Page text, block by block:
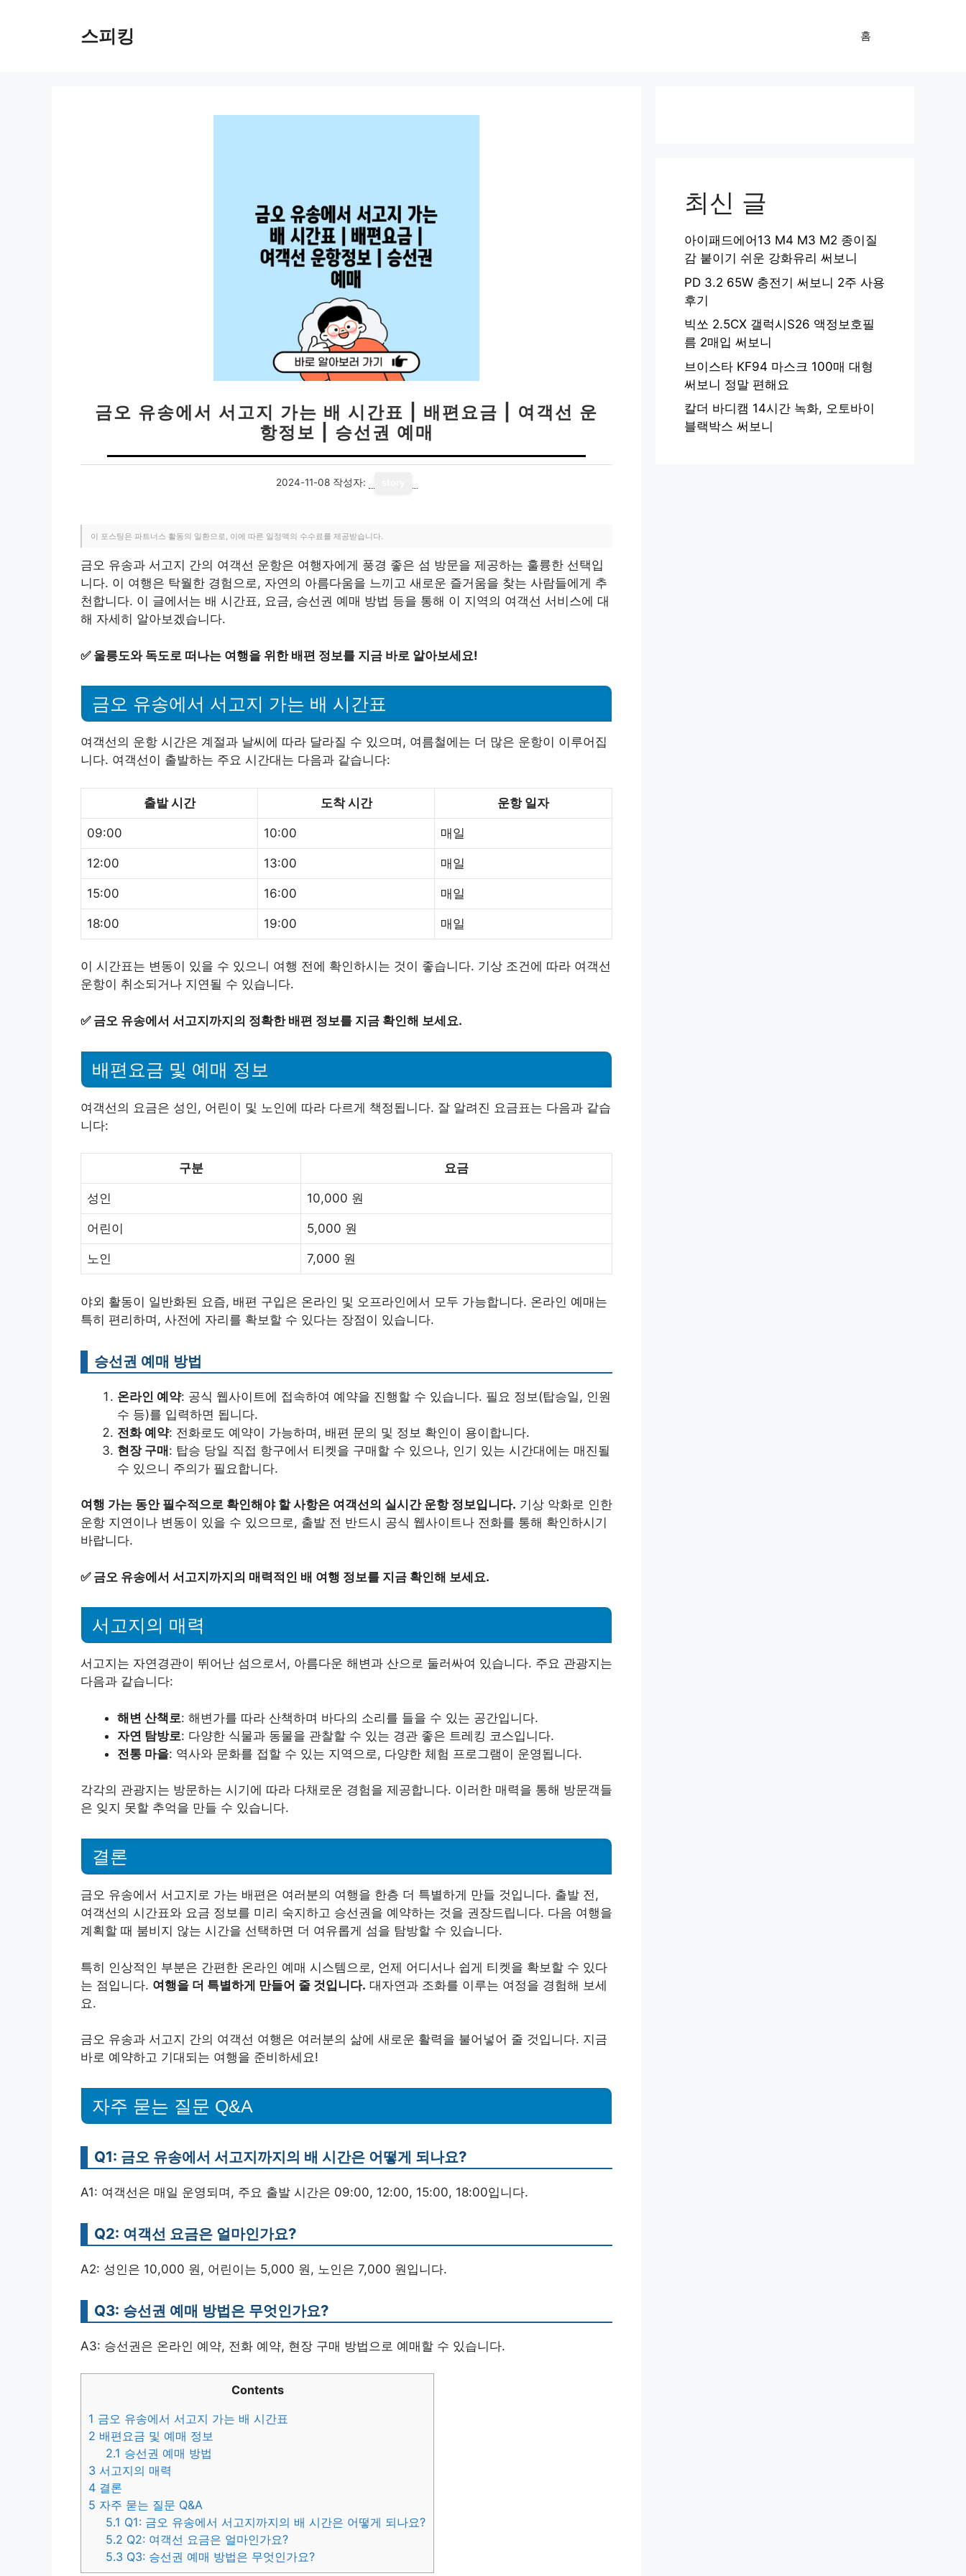
스피킹 홈
금오 유송에서 서고지 가는 배 시간표 | 배편요금 | 여객선 운
항정보 | 승선권 예매
2024-11-08 작성자:
이 포스팅은 파트너스 활동의 일환으로, 이에 따른 일정액의 수수료를 제공받습니다.
금오 유송과 서고지 간의 여객선 운항은 여행자에게 풍경 좋은 섬 방문을 제공하는 훌륭한 선택입
니다. 이 여행은 탁월한 경험으로, 자연의 아름다움을 느끼고 새로운 즐거움을 찾는 사람들에게 추
천합니다. 이 글에서는 배 시간표, 요금, 승선권 예매 방법 등을 통해 이 지역의 여객선 서비스에 대
해 자세히 알아보겠습니다.
✅ 울릉도와 독도로 떠나는 여행을 위한 배편 정보를 지금 바로 알아보세요!
금오 유송에서 서고지 가는 배 시간표
여객선의 운항 시간은 계절과 날씨에 따라 달라질 수 있으며, 여름철에는 더 많은 운항이 이루어집
니다. 여객선이 출발하는 주요 시간대는 다음과 같습니다:
출발 시간 도착 시간 운항 일자
09:00 10:00 매일
12:00 13:00 매일
15:00 16:00 매일
18:00 19:00 매일
이 시간표는 변동이 있을 수 있으니 여행 전에 확인하시는 것이 좋습니다. 기상 조건에 따라 여객선
운항이 취소되거나 지연될 수 있습니다.
✅ 금오 유송에서 서고지까지의 정확한 배편 정보를 지금 확인해 보세요.
배편요금 및 예매 정보
여객선의 요금은 성인, 어린이 및 노인에 따라 다르게 책정됩니다. 잘 알려진 요금표는 다음과 같습
니다:
구분 요금
성인 10,000 원
어린이 5,000 원
노인 7,000 원
야외 활동이 일반화된 요즘, 배편 구입은 온라인 및 오프라인에서 모두 가능합니다. 온라인 예매는
특히 편리하며, 사전에 자리를 확보할 수 있다는 장점이 있습니다.
승선권 예매 방법
온라인 예약: 공식 웹사이트에 접속하여 예약을 진행할 수 있습니다. 필요 정보(탑승일, 인원
수 등)를 입력하면 됩니다.
전화 예약: 전화로도 예약이 가능하며, 배편 문의 및 정보 확인이 용이합니다.
현장 구매: 탑승 당일 직접 항구에서 티켓을 구매할 수 있으나, 인기 있는 시간대에는 매진될
수 있으니 주의가 필요합니다.
여행 가는 동안 필수적으로 확인해야 할 사항은 여객선의 실시간 운항 정보입니다. 기상 악화로 인한
운항 지연이나 변동이 있을 수 있으므로, 출발 전 반드시 공식 웹사이트나 전화를 통해 확인하시기
바랍니다.
✅ 금오 유송에서 서고지까지의 매력적인 배 여행 정보를 지금 확인해 보세요.
서고지의 매력
서고지는 자연경관이 뛰어난 섬으로서, 아름다운 해변과 산으로 둘러싸여 있습니다. 주요 관광지는
다음과 같습니다:
해변 산책로: 해변가를 따라 산책하며 바다의 소리를 들을 수 있는 공간입니다.
자연 탐방로: 다양한 식물과 동물을 관찰할 수 있는 경관 좋은 트레킹 코스입니다.
전통 마을: 역사와 문화를 접할 수 있는 지역으로, 다양한 체험 프로그램이 운영됩니다.
각각의 관광지는 방문하는 시기에 따라 다채로운 경험을 제공합니다. 이러한 매력을 통해 방문객들
은 잊지 못할 추억을 만들 수 있습니다.
결론
금오 유송에서 서고지로 가는 배편은 여러분의 여행을 한층 더 특별하게 만들 것입니다. 출발 전,
여객선의 시간표와 요금 정보를 미리 숙지하고 승선권을 예약하는 것을 권장드립니다. 다음 여행을
계획할 때 붐비지 않는 시간을 선택하면 더 여유롭게 섬을 탐방할 수 있습니다.
특히 인상적인 부분은 간편한 온라인 예매 시스템으로, 언제 어디서나 쉽게 티켓을 확보할 수 있다
는 점입니다. 여행을 더 특별하게 만들어 줄 것입니다. 대자연과 조화를 이루는 여정을 경험해 보세
요.
금오 유송과 서고지 간의 여객선 여행은 여러분의 삶에 새로운 활력을 불어넣어 줄 것입니다. 지금
바로 예약하고 기대되는 여행을 준비하세요!
자주 묻는 질문 Q&A
Q1: 금오 유송에서 서고지까지의 배 시간은 어떻게 되나요?
A1: 여객선은 매일 운영되며, 주요 출발 시간은 09:00, 12:00, 15:00, 18:00입니다.
Q2: 여객선 요금은 얼마인가요?
A2: 성인은 10,000 원, 어린이는 5,000 원, 노인은 7,000 원입니다.
Q3: 승선권 예매 방법은 무엇인가요?
A3: 승선권은 온라인 예약, 전화 예약, 현장 구매 방법으로 예매할 수 있습니다.
Contents
1 금오 유송에서 서고지 가는 배 시간표
2 배편요금 및 예매 정보
2.1 승선권 예매 방법
3 서고지의 매력
4 결론
5 자주 묻는 질문 Q&A
5.1 Q1: 금오 유송에서 서고지까지의 배 시간은 어떻게 되나요?
5.2 Q2: 여객선 요금은 얼마인가요?
5.3 Q3: 승선권 예매 방법은 무엇인가요?
최신 글
아이패드에어13 M4 M3 M2 종이질
감 붙이기 쉬운 강화유리 써보니
PD 3.2 65W 충전기 써보니 2주 사용
후기
빅쏘 2.5CX 갤럭시S26 액정보호필
름 2매입 써보니
브이스타 KF94 마스크 100매 대형
써보니 정말 편해요
칼더 바디캠 14시간 녹화, 오토바이
블랙박스 써보니